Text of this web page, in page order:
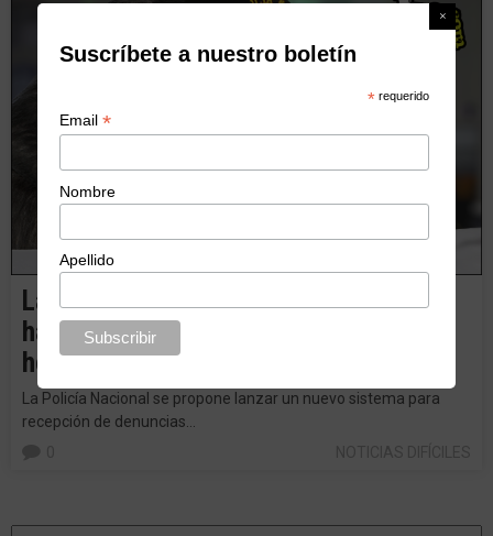
La Policía descubre el internet, el PRI
hace un PRD y el Cardenal encuentra
hobby.
La Policía Nacional se propone lanzar un nuevo sistema para
recepción de denuncias…
Suscríbete a nuestro boletín
* requerido
Email*
Nombre
Apellido